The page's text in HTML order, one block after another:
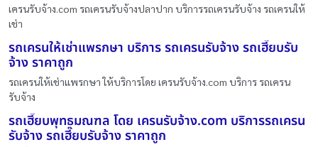
เครนรับจ้าง.com รถเครนรับจ้างปลาปาก บริการรถเครนรับจ้าง รถเครนให้
เช่า
รถเครนให้เช่าแพรกษา บริการ รถเครนรับจ้าง รถเฮี๊ยบรับ
จ้าง ราคาถูก
รถเครนให้เช่าแพรกษา ให้บริการโดย เครนรับจ้าง.com บริการ รถเครน
รับจ้าง
รถเฮี๊ยบพุทธมณฑล โดย เครนรับจ้าง.com บริการรถเครน
รับจ้าง รถเฮี๊ยบรับจ้าง ราคาถูก